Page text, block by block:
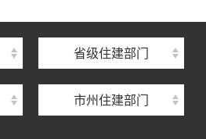
省级住建部门
湖北省建设工程质量安全监督总站
湖北省建设工程标准定额管理总站 市州住建部门